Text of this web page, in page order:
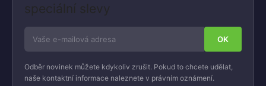
speciální slevy
Odběr novinek můžete kdykoliv zrušit. Pokud to chcete udělat,
naše kontaktní informace naleznete v právním oznámení.